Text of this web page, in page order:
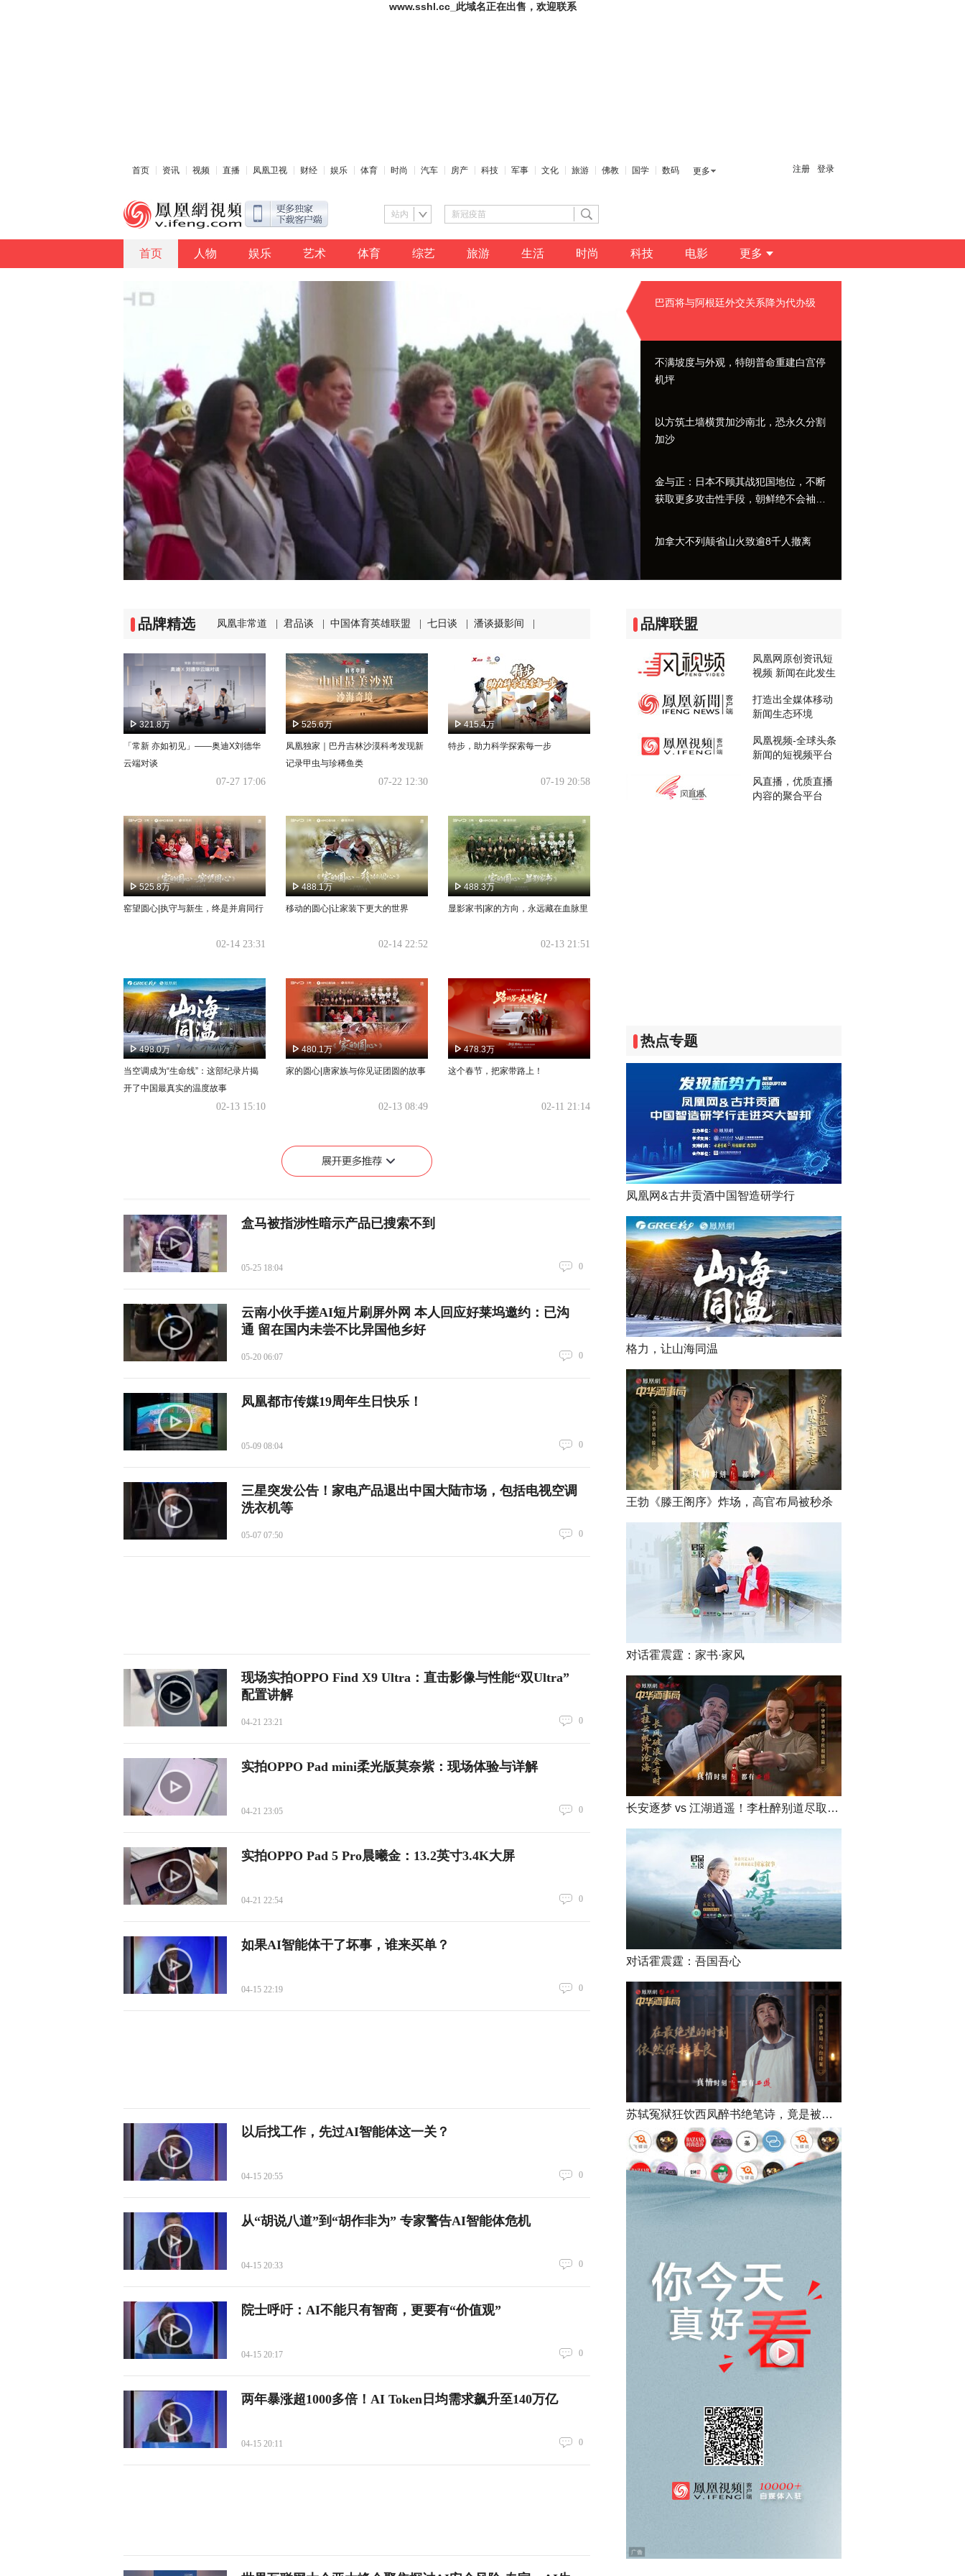
www.sshl.cc_此域名正在出售，欢迎联系
首页 资讯 视频 直播 凤凰卫视 财经 娱乐 体育 时尚 汽车 房产 科技 军事 文化 旅游 佛教 国学 数码 更多 注册 登录
站内
首页 人物 娱乐 艺术 体育 综艺 旅游 生活 时尚 科技 电影 更多
巴西将与阿根廷外交关系降为代办级
不满坡度与外观，特朗普命重建白宫停
机坪
以方筑土墙横贯加沙南北，恐永久分割
加沙
金与正：日本不顾其战犯国地位，不断
获取更多攻击性手段，朝鲜绝不会袖手
加拿大不列颠省山火致逾8千人撤离
品牌精选 凤凰非常道 君品谈 中国体育英雄联盟 七日谈 潘谈摄影间
321.8万
「常新 亦如初见」——奥迪X刘德华
云端对谈
07-27 17:06
525.6万
凤凰独家｜巴丹吉林沙漠科考发现新
记录甲虫与珍稀鱼类
07-22 12:30
415.4万
特步，助力科学探索每一步
07-19 20:58
525.8万
窑望圆心|执守与新生，终是并肩同行
02-14 23:31
488.1万
移动的圆心|让家装下更大的世界
02-14 22:52
488.3万
显影家书|家的方向，永远藏在血脉里
02-13 21:51
498.0万
当空调成为“生命线”：这部纪录片揭
开了中国最真实的温度故事
02-13 15:10
480.1万
家的圆心|唐家族与你见证团圆的故事
02-13 08:49
478.3万
这个春节，把家带路上！
02-11 21:14
盒马被指涉性暗示产品已搜索不到
05-25 18:04 0
云南小伙手搓AI短片刷屏外网 本人回应好莱坞邀约：已沟
通 留在国内未尝不比异国他乡好
05-20 06:07 0
凤凰都市传媒19周年生日快乐！
05-09 08:04 0
三星突发公告！家电产品退出中国大陆市场，包括电视空调
洗衣机等
05-07 07:50 0
现场实拍OPPO Find X9 Ultra：直击影像与性能“双Ultra”
配置讲解
04-21 23:21 0
实拍OPPO Pad mini柔光版莫奈紫：现场体验与详解
04-21 23:05 0
实拍OPPO Pad 5 Pro晨曦金：13.2英寸3.4K大屏
04-21 22:54 0
如果AI智能体干了坏事，谁来买单？
04-15 22:19 0
以后找工作，先过AI智能体这一关？
04-15 20:55 0
从“胡说八道”到“胡作非为” 专家警告AI智能体危机
04-15 20:33 0
院士呼吁：AI不能只有智商，更要有“价值观”
04-15 20:17 0
两年暴涨超1000多倍！AI Token日均需求飙升至140万亿
04-15 20:11 0
品牌联盟
凤凰网原创资讯短
视频 新闻在此发生
打造出全媒体移动
新闻生态环境
凤凰视频-全球头条
新闻的短视频平台
风直播，优质直播
内容的聚合平台
热点专题
凤凰网&古井贡酒中国智造研学行
格力，让山海同温
王勃《滕王阁序》炸场，高官布局被秒杀
对话霍震霆：家书·家风
长安逐梦 vs 江湖逍遥！李杜醉别道尽取舍孤勇
对话霍震霆：吾国吾心
苏轼冤狱狂饮西凤醉书绝笔诗，竟是被家人坑了？